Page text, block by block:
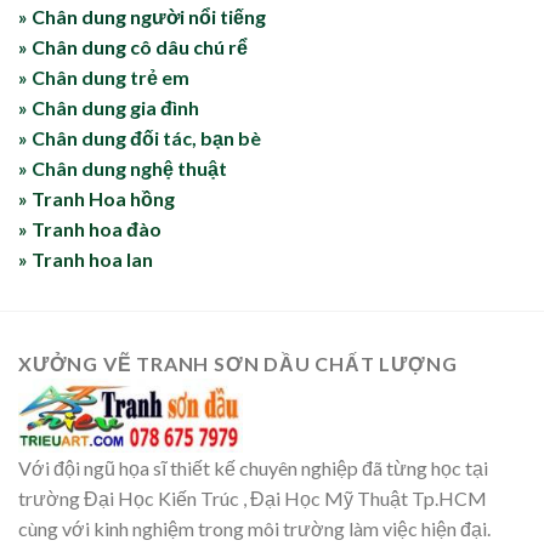
» Chân dung người nổi tiếng
» Chân dung cô dâu chú rể
» Chân dung trẻ em
» Chân dung gia đình
» Chân dung đối tác, bạn bè
» Chân dung nghệ thuật
» Tranh Hoa hồng
» Tranh hoa đào
» Tranh hoa lan
XƯỞNG VẼ TRANH SƠN DẦU CHẤT LƯỢNG
Với đội ngũ họa sĩ thiết kế chuyên nghiệp đã từng học tại
trường Đại Học Kiến Trúc , Đại Học Mỹ Thuật Tp.HCM
cùng với kinh nghiệm trong môi trường làm việc hiện đại.